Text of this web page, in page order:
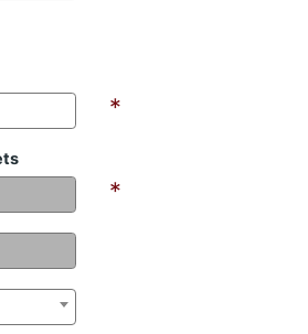
*
*